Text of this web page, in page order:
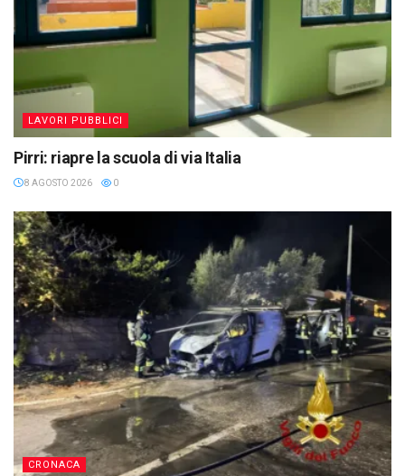
LAVORI PUBBLICI
Pirri: riapre la scuola di via Italia
8 AGOSTO 2026 0
CRONACA